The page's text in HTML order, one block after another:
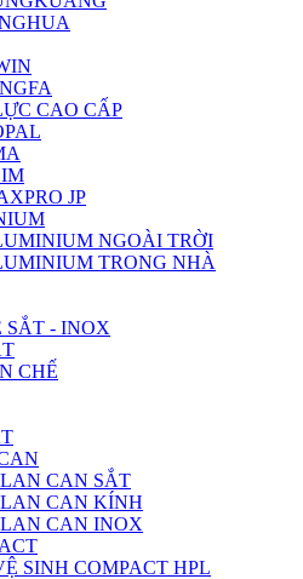
CAO CẤP
JP
NGOÀI TRỜI
TRONG NHÀ
SẮT - INOX
CHẾ
CAN SẮT
CAN KÍNH
CAN INOX
SINH COMPACT HPL